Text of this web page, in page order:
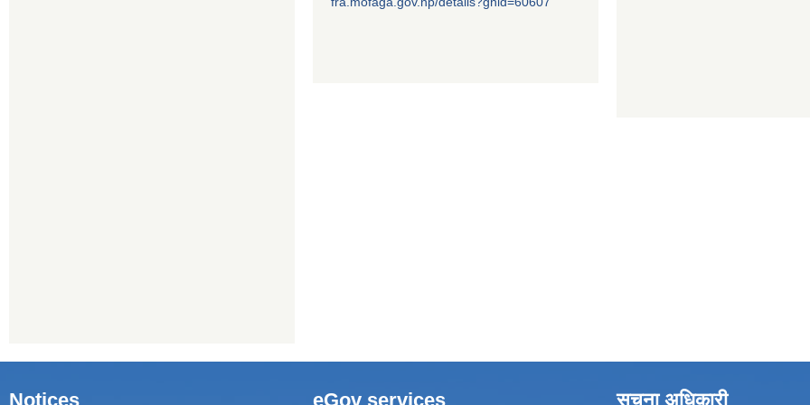
Notices eGov services सूचना अधिकारी